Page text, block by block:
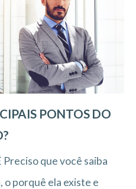
PONTOS DO
Preciso que você saiba
o porquê ela existe e